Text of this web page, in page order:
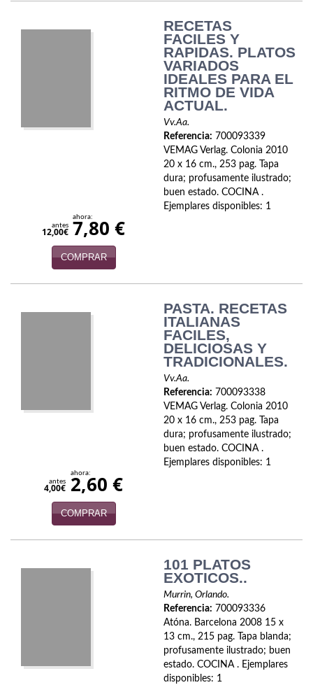
Segunda Guerra Mundial
RECETAS
FACILES Y
RAPIDAS. PLATOS
VARIADOS
IDEALES PARA EL
RITMO DE VIDA
ACTUAL.
Vv.Aa.
Referencia: 700093339
VEMAG Verlag. Colonia 2010
20 x 16 cm., 253 pag. Tapa
dura; profusamente ilustrado;
buen estado. COCINA .
Ejemplares disponibles: 1
antes
12,00€
ahora:
7,80 €
COMPRAR
PASTA. RECETAS
ITALIANAS
FACILES,
DELICIOSAS Y
TRADICIONALES.
Vv.Aa.
Referencia: 700093338
VEMAG Verlag. Colonia 2010
20 x 16 cm., 253 pag. Tapa
dura; profusamente ilustrado;
buen estado. COCINA .
Ejemplares disponibles: 1
antes
4,00€
ahora:
2,60 €
COMPRAR
101 PLATOS
EXOTICOS..
Murrin, Orlando.
Referencia: 700093336
Atóna. Barcelona 2008 15 x
13 cm., 215 pag. Tapa blanda;
profusamente ilustrado; buen
estado. COCINA . Ejemplares
disponibles: 1